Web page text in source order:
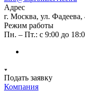
Адрес
г. Москва, ул.
Режим работы
Пн. – Пт.: с 9:00 до
Подать заявку
Компания